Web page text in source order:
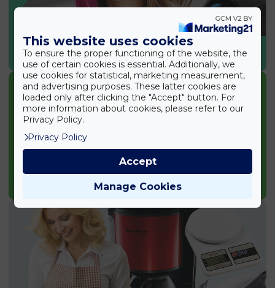
SPORT & EGÉSZSÉG
KERTI TERMÉKEK
This website uses cookies
To ensure the proper functioning of the website, the
use of certain cookies is essential. Additionally, we
use cookies for statistical, marketing measurement,
and advertising purposes. These latter cookies are
loaded only after clicking the "Accept" button. For
more information about cookies, please refer to our
Privacy Policy.
Privacy Policy
Manage Cookies
Accept